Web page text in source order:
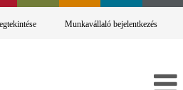
Munkavállaló bejelentkezés